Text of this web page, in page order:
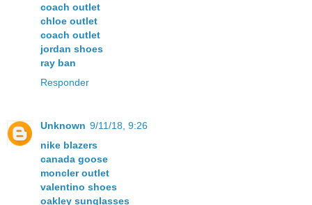
coach outlet
chloe outlet
coach outlet
jordan shoes
ray ban
Responder
Unknown 9/11/18, 9:26
nike blazers
canada goose
moncler outlet
valentino shoes
oakley sunglasses